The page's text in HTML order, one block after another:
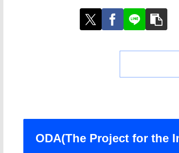
ODA(The Project for the